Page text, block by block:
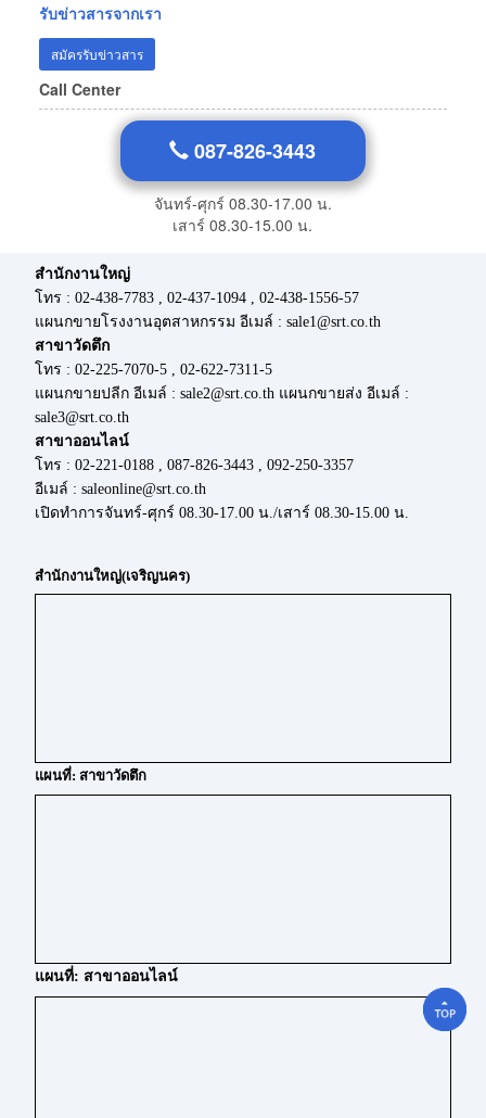
รับข่าวสารจากเรา
สมัครรับข่าวสาร
Call Center
087-826-3443
จันทร์-ศุกร์ 08.30-17.00 น.
เสาร์ 08.30-15.00 น.
สำนักงานใหญ่
โทร : 02-438-7783 , 02-437-1094 , 02-438-1556-57
แผนกขายโรงงานอุตสาหกรรม อีเมล์ : sale1@srt.co.th
สาขาวัดตึก
โทร : 02-225-7070-5 , 02-622-7311-5
แผนกขายปลีก อีเมล์ : sale2@srt.co.th แผนกขายส่ง อีเมล์ :
sale3@srt.co.th
สาขาออนไลน์
โทร : 02-221-0188 , 087-826-3443 , 092-250-3357
อีเมล์ : saleonline@srt.co.th
เปิดทำการจันทร์-ศุกร์ 08.30-17.00 น./เสาร์ 08.30-15.00 น.
สำนักงานใหญ่(เจริญนคร)
แผนที่: สาขาวัดตึก
แผนที่: สาขาออนไลน์